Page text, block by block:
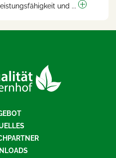
und ...